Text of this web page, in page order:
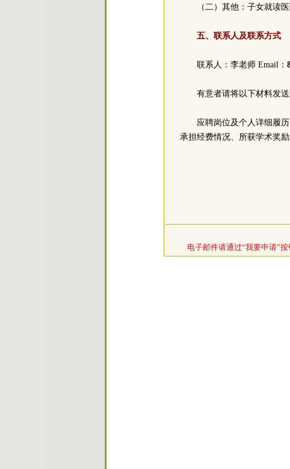
（二）其他：子女就读
五、联系人及联系方式
联系人：李老师 Email：
有意者请将以下材料发
应聘岗位及个人详细履
承担经费情况、所获学术奖
电子邮件请通过“我要申请”按